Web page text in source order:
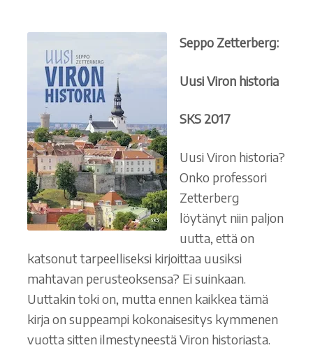
Ostoskori
Tilaus- ja sopimusehdot sekä tietosuojaseloste
Saavutettavuusseloste
Seppo Zetterberg:
Uusi Viron historia
SKS 2017
Uusi Viron historia?
Onko professori
Zetterberg
löytänyt niin paljon
uutta, että on
katsonut tarpeelliseksi kirjoittaa uusiksi
mahtavan perusteoksensa? Ei suinkaan.
Uuttakin toki on, mutta ennen kaikkea tämä
kirja on suppeampi kokonaisesitys kymmenen
vuotta sitten ilmestyneestä Viron historiasta.